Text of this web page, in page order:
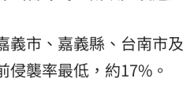
義市、嘉義縣、台南市
侵襲率最低，約17%。